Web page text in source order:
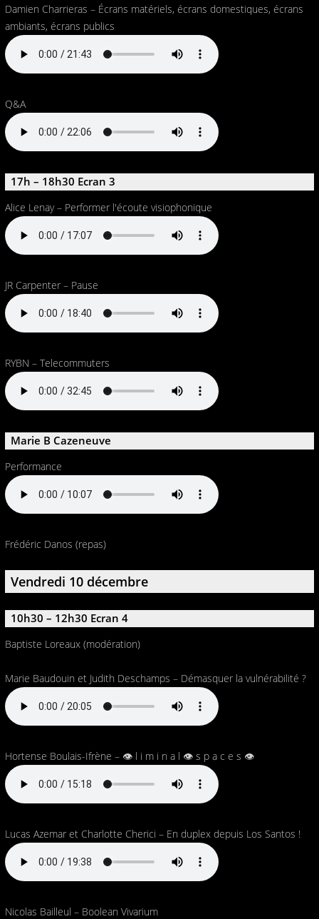
Damien Charrieras – Écrans matériels, écrans domestiques, écrans
ambiants, écrans publics
Q&A
17h – 18h30 Ecran 3
Alice Lenay – Performer l'écoute visiophonique
JR Carpenter – Pause
RYBN – Telecommuters
Marie B Cazeneuve
Performance
Frédéric Danos (repas)
Vendredi 10 décembre
10h30 – 12h30 Ecran 4
Baptiste Loreaux (modération)
Marie Baudouin et Judith Deschamps – Démasquer la vulnérabilité ?
Hortense Boulais-Ifrène – 👁 l i m i n a l 👁 s p a c e s 👁
Lucas Azemar et Charlotte Cherici – En duplex depuis Los Santos !
Nicolas Bailleul – Boolean Vivarium